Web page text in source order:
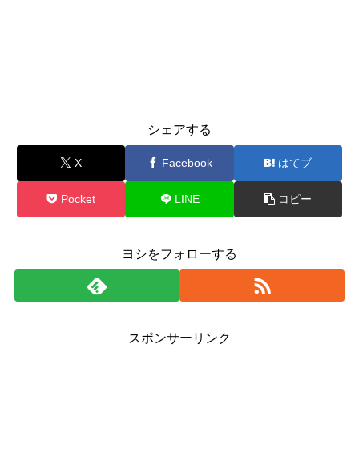
シェアする
X Facebook はてブ
Pocket LINE コピー
ヨシをフォローする
スポンサーリンク